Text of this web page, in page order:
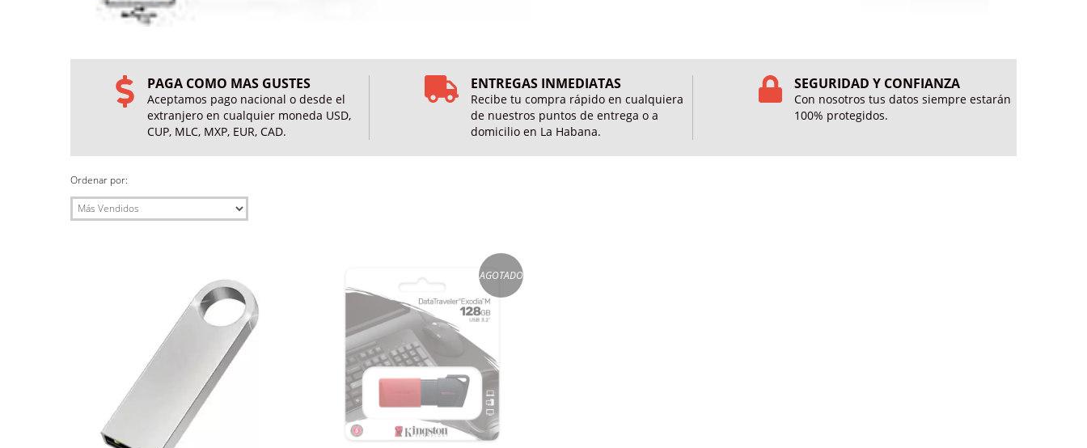
PAGA COMO MAS GUSTES
Aceptamos pago nacional o desde el
extranjero en cualquier moneda USD,
CUP, MLC, MXP, EUR, CAD.
ENTREGAS INMEDIATAS
Recibe tu compra rápido en cualquiera
de nuestros puntos de entrega o a
domicilio en La Habana.
SEGURIDAD Y CONFIANZA
Con nosotros tus datos siempre estarán
100% protegidos.
Ordenar por:
AGOTADO